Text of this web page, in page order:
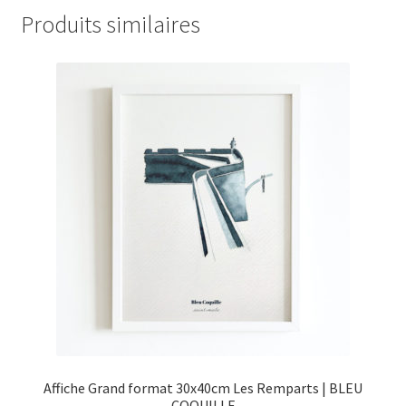
Produits similaires
Affiche Grand format 30x40cm Les Remparts | BLEU